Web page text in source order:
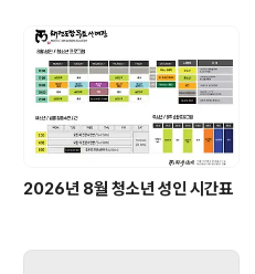
2026년 8월 청소년 성인 시간표